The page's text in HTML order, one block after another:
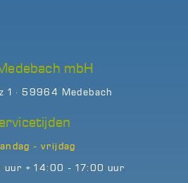
mbH
1 · 59964 Medebach
- vrijdag
+ 14:00 - 17:00 uur